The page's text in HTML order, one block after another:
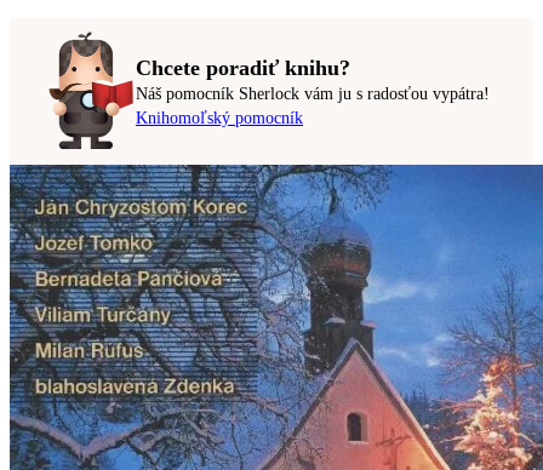
Chcete poradiť knihu?
Náš pomocník Sherlock vám ju s radosťou vypátra!
Knihomoľský pomocník